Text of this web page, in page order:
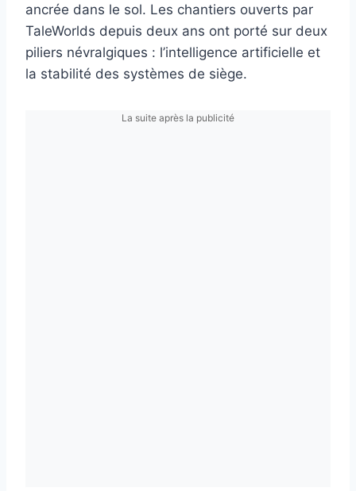
ancrée dans le sol. Les chantiers ouverts par
TaleWorlds depuis deux ans ont porté sur deux
piliers névralgiques : l’intelligence artificielle et
la stabilité des systèmes de siège.
La suite après la publicité